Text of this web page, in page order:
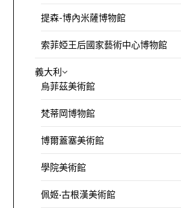
提森-博內米薩博物館
索菲婭王后國家藝術中心博物館
義大利
烏菲茲美術館
梵蒂岡博物館
博爾蓋塞美術館
學院美術館
佩姬·古根漢美術館